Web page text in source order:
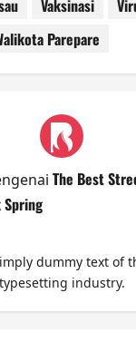
Vaksinasi
Parepare
The Best
Spring
dummy text of
typesetting industry.